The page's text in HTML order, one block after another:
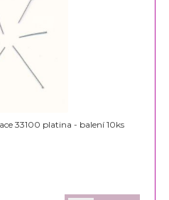
33100 platina - balení 10ks